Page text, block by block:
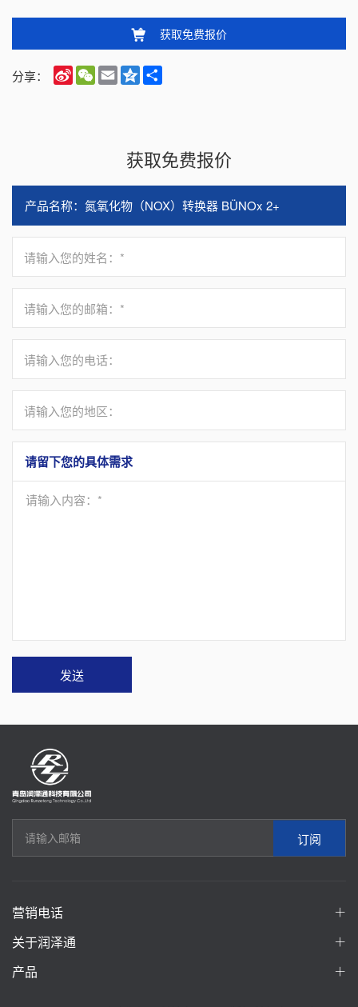
获取免费报价
分享： Sina
Weibo
WeChat
EmailQzone
获取免费报价
请输入您的姓名：*
请输入您的邮箱：*
请输入您的电话：
请输入您的地区：
请留下您的具体需求
请输入内容：*
发送
订阅
营销电话
关于润泽通
产品